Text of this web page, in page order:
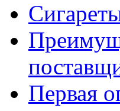
Первая